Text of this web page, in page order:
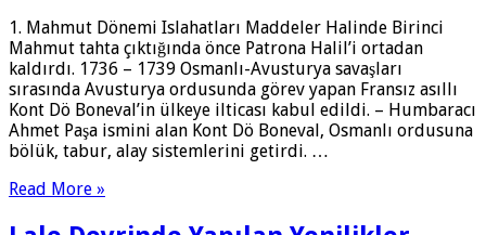
1. Mahmut Dönemi Islahatları Maddeler Halinde Birinci
Mahmut tahta çıktığında önce Patrona Halil’i ortadan
kaldırdı. 1736 – 1739 Osmanlı-Avusturya sa­vaşları
sırasında Avusturya ordusunda görev yapan Fransız asıllı
Kont Dö Boneval’in ülkeye ilticası kabul edildi. – Humbaracı
Ahmet Paşa ismini alan Kont Dö Boneval, Osmanlı ordusuna
bölük, tabur, alay sis­temlerini getirdi. …
Read More »